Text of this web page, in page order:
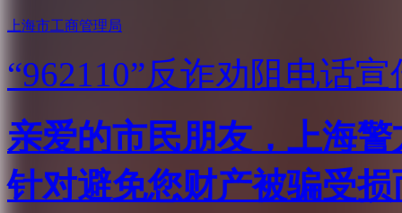
上海市工商管理局
“962110”反诈劝阻电话宣
亲爱的市民朋友，上海
针对避免您财产被骗受